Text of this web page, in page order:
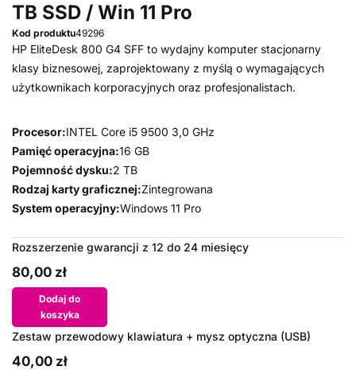
TB SSD / Win 11 Pro
Kod produktu49296
HP EliteDesk 800 G4 SFF to wydajny komputer stacjonarny
klasy biznesowej, zaprojektowany z myślą o wymagających
użytkownikach korporacyjnych oraz profesjonalistach.
Procesor:INTEL Core i5 9500 3,0 GHz
Pamięć operacyjna:16 GB
Pojemność dysku:2 TB
Rodzaj karty graficznej:Zintegrowana
System operacyjny:Windows 11 Pro
Rozszerzenie gwarancji z 12 do 24 miesięcy
80,00 zł
Dodaj do
koszyka
Zestaw przewodowy klawiatura + mysz optyczna (USB)
40,00 zł